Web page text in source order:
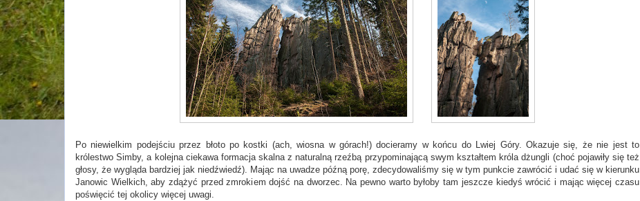
Po niewielkim podejściu przez błoto po kostki (ach, wiosna w górach!) docieramy w końcu do Lwiej Góry. Okazuje się, że nie jest to
królestwo Simby, a kolejna ciekawa formacja skalna z naturalną rzeźbą przypominającą swym kształtem króla dżungli (choć pojawiły się też
głosy, że wygląda bardziej jak niedźwiedź). Mając na uwadze późną porę, zdecydowaliśmy się w tym punkcie zawrócić i udać się w kierunku
Janowic Wielkich, aby zdążyć przed zmrokiem dojść na dworzec. Na pewno warto byłoby tam jeszcze kiedyś wrócić i mając więcej czasu
poświęcić tej okolicy więcej uwagi.